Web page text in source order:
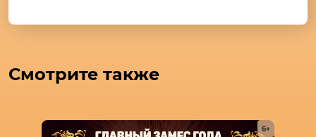
Смотрите также
6+